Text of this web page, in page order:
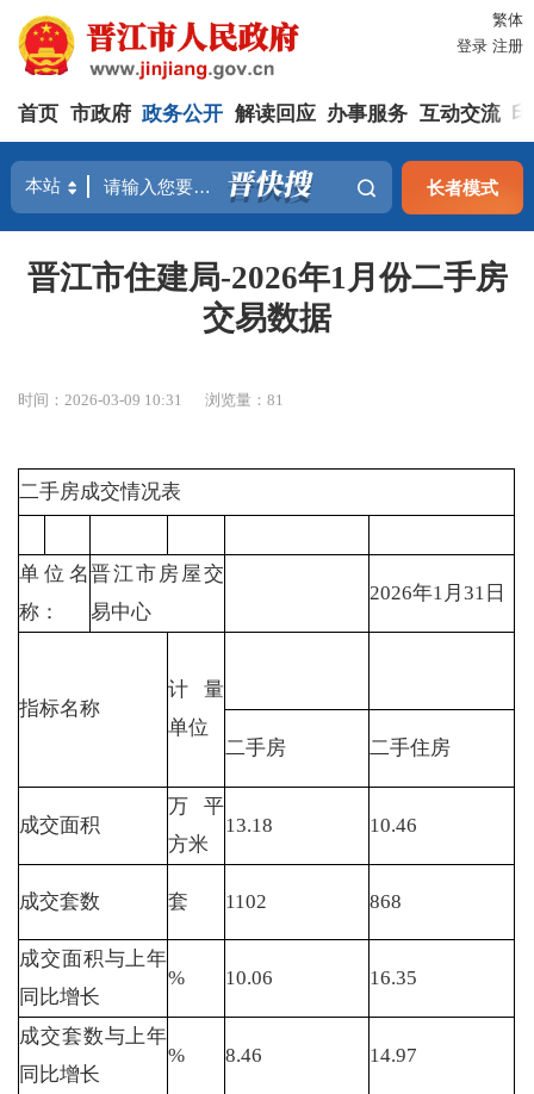
繁体
登录 注册
首页 市政府 政务公开 解读回应 办事服务 互动交流
长者模式
晋江市住建局-2026年1月份二手房
交易数据
时间：2026-03-09 10:31 浏览量：81
二手房成交情况表
单位名
称：
晋江市房屋交
易中心
2026年1月31日
指标名称
计量
单位
二手房
二手住房
成交面积
万平
方米
13.18 10.46
成交套数 套 1102 868
成交面积与上年
同比增长
% 10.06 16.35
成交套数与上年
同比增长
% 8.46 14.97